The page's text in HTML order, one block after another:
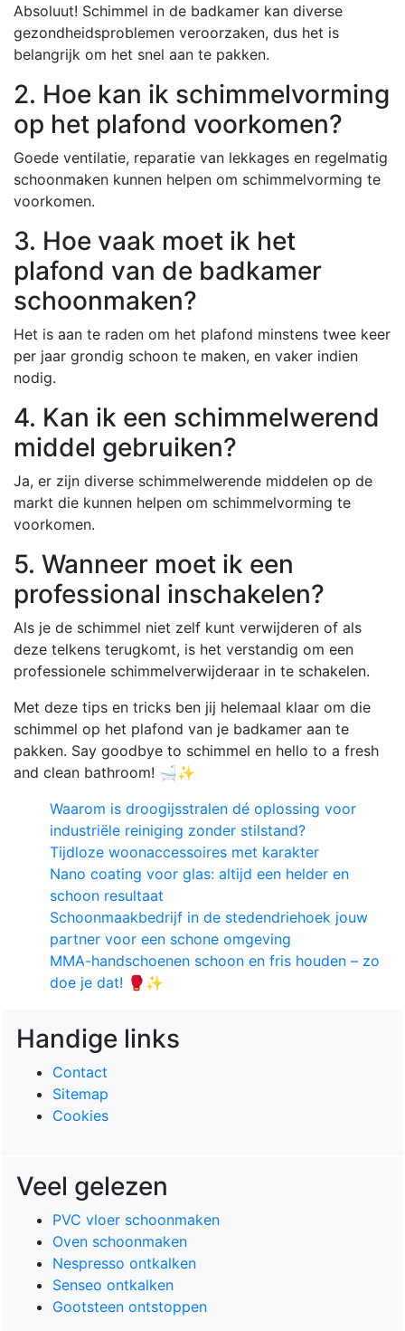
Absoluut! Schimmel in de badkamer kan diverse
gezondheidsproblemen veroorzaken, dus het is
belangrijk om het snel aan te pakken.
2. Hoe kan ik schimmelvorming
op het plafond voorkomen?
Goede ventilatie, reparatie van lekkages en regelmatig
schoonmaken kunnen helpen om schimmelvorming te
voorkomen.
3. Hoe vaak moet ik het
plafond van de badkamer
schoonmaken?
Het is aan te raden om het plafond minstens twee keer
per jaar grondig schoon te maken, en vaker indien
nodig.
4. Kan ik een schimmelwerend
middel gebruiken?
Ja, er zijn diverse schimmelwerende middelen op de
markt die kunnen helpen om schimmelvorming te
voorkomen.
5. Wanneer moet ik een
professional inschakelen?
Als je de schimmel niet zelf kunt verwijderen of als
deze telkens terugkomt, is het verstandig om een
professionele schimmelverwijderaar in te schakelen.
Met deze tips en tricks ben jij helemaal klaar om die
schimmel op het plafond van je badkamer aan te
pakken. Say goodbye to schimmel en hello to a fresh
and clean bathroom! 🛁✨
Waarom is droogijsstralen dé oplossing voor
industriële reiniging zonder stilstand?
Tijdloze woonaccessoires met karakter
Nano coating voor glas: altijd een helder en
schoon resultaat
Schoonmaakbedrijf in de stedendriehoek jouw
partner voor een schone omgeving
MMA-handschoenen schoon en fris houden – zo
doe je dat! 🥊✨
Handige links
Contact
Sitemap
Cookies
Veel gelezen
PVC vloer schoonmaken
Oven schoonmaken
Nespresso ontkalken
Senseo ontkalken
Gootsteen ontstoppen